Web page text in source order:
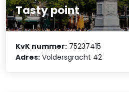
Tasty point
KvK nummer: 75237415
Adres: Voldersgracht 42